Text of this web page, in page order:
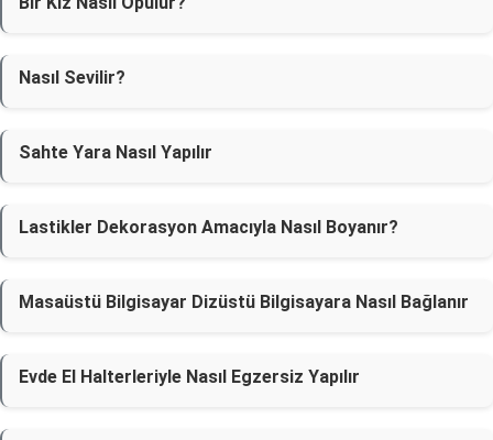
Nasıl Sevilir?
Sahte Yara Nasıl Yapılır
Lastikler Dekorasyon Amacıyla Nasıl Boyanır?
Masaüstü Bilgisayar Dizüstü Bilgisayara Nasıl Bağlanır
Evde El Halterleriyle Nasıl Egzersiz Yapılır